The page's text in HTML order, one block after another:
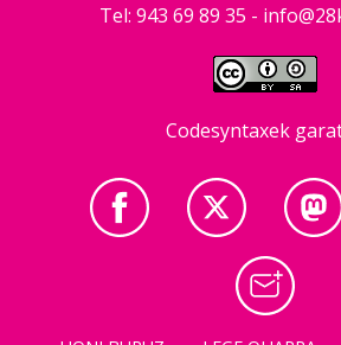
Tel: 943 69 89 35 -
Codesyntaxek